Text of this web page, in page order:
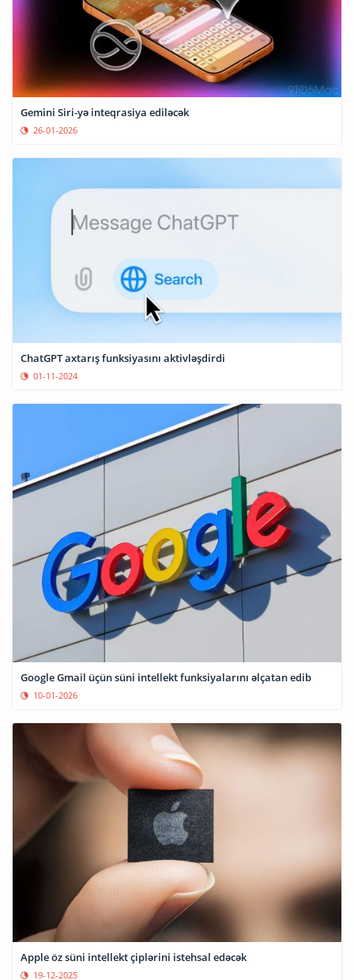
Gemini Siri-yə inteqrasiya ediləcək
26-01-2026
ChatGPT axtarış funksiyasını aktivləşdirdi
01-11-2024
Google Gmail üçün süni intellekt funksiyalarını əlçatan edib
10-01-2026
Apple öz süni intellekt çiplərini istehsal edəcək
19-12-2025